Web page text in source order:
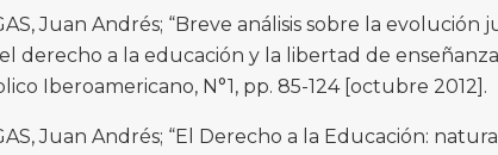
Juan Andrés; “Breve análisis sobre la evolución
derecho a la educación y la libertad de enseñanza
Iberoamericano, N°1, pp. 85-124 [octubre 2012].
Juan Andrés; “El Derecho a la Educación: